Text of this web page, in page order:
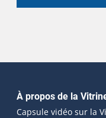
Navigation
À propos de la
Capsule vidéo sur la